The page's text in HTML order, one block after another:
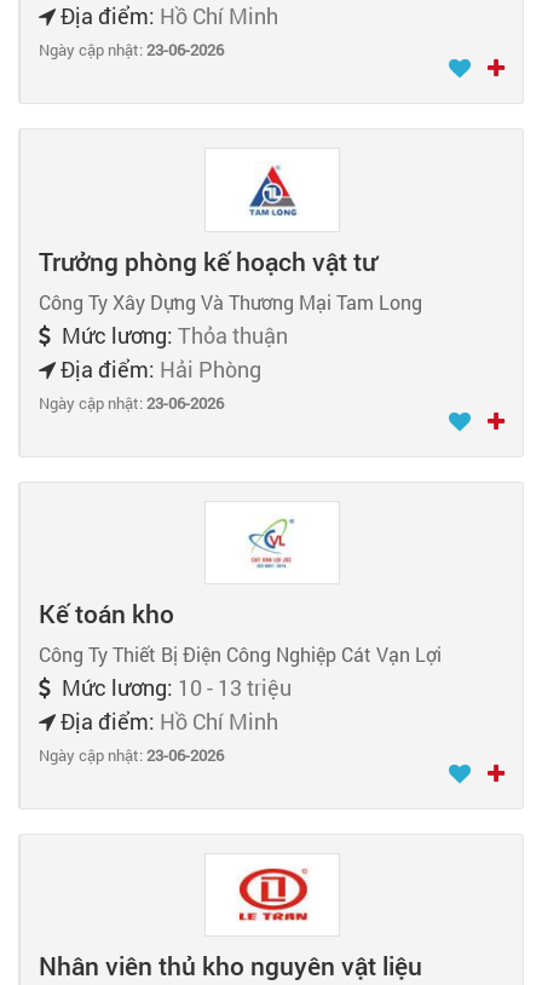
Địa điểm: Hồ Chí Minh
Ngày cập nhật:23-06-2026
Trưởng phòng kế hoạch vật tư
Công Ty Xây Dựng Và Thương Mại Tam Long
Mức lương: Thỏa thuận
Địa điểm: Hải Phòng
Ngày cập nhật:23-06-2026
Kế toán kho
Công Ty Thiết Bị Điện Công Nghiệp Cát Vạn Lợi
Mức lương: 10 - 13 triệu
Địa điểm: Hồ Chí Minh
Ngày cập nhật:23-06-2026
Nhân viên thủ kho nguyên vật liệu